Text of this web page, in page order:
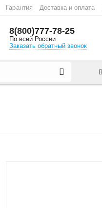
Гарантия Доставка и оплата
8(800)777-78-25
По всей России
Заказать обратный звонок